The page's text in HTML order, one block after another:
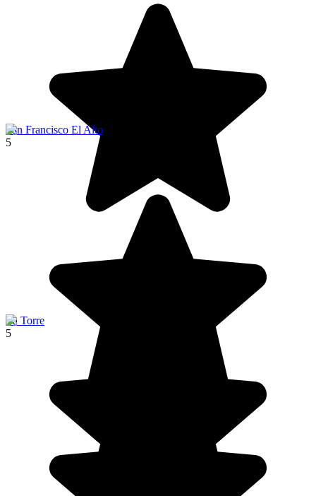
San Francisco El Alto
5
La Torre
5